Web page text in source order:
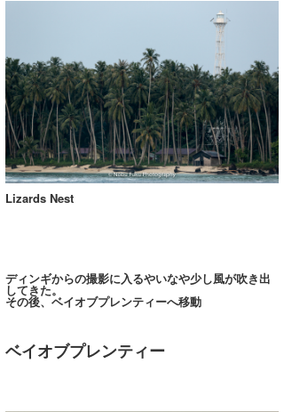
Lizards Nest
ディンギからの撮影に入るやいなや少し風が吹き出
してきた。
その後、ベイオブプレンティーへ移動
ベイオブプレンティー